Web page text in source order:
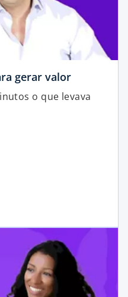
gerar valor
o que levava